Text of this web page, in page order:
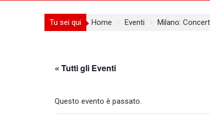
Tu sei qui Home Eventi Milano:
« Tutti gli Eventi
Questo evento è passato.